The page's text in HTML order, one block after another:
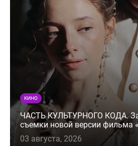
КИНО
ЧАСТЬ КУЛЬТУРНОГО КОДА.
съемки новой версии фильма
03 августа, 2026